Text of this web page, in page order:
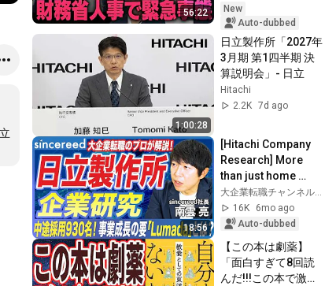
56:22
Interview with a
Former Bureaucr...
New
Auto-dubbed
1:00:28
日立製作所「2027年
3月期 第1四半期 決
算説明会」- 日立
Hitachi
2.2K 7d ago
18:56
[Hitachi Company
Research] More
than just home
appliances! A
thorough
explanation of the
corporat...
大企業転職チャンネル【sincereed公式】
16K
6mo ago
Auto-dubbed
【この本は劇薬】
「面白すぎて8回読
んだ!!!この本で激変